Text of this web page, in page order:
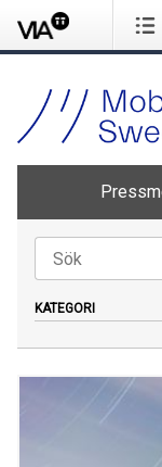
KATEGORI
Allt